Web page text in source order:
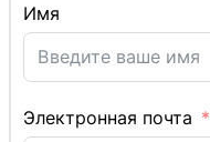
Имя
Электронная почта